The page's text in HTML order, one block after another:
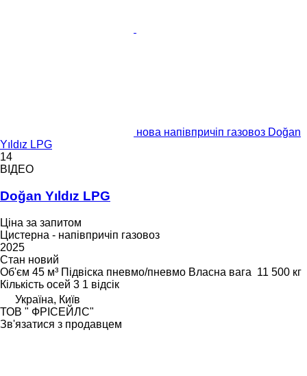
нова напівпричіп газовоз Doğan
Yıldız LPG
14
ВІДЕО
Doğan Yıldız LPG
Ціна за запитом
Цистерна - напівпричіп газовоз
2025
Стан новий
Об'єм 45 м³ Підвіска пневмо/пневмо Власна вага 11 500 кг
Кількість осей 3 1 відсік
Україна, Київ
ТОВ " ФРІСЕЙЛС"
Зв'язатися з продавцем